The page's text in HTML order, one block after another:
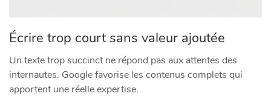
Écrire trop court sans valeur ajoutée
Un texte trop succinct ne répond pas aux attentes des
internautes. Google favorise les contenus complets qui
apportent une réelle expertise.